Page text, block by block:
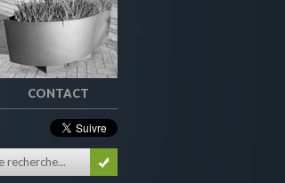
CONTACT